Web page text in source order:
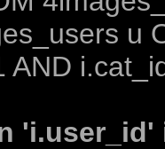
u
AND